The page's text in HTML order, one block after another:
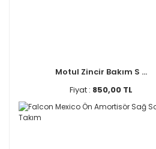
Motul Zincir Bakım S ...
Fiyat : 850,00 TL